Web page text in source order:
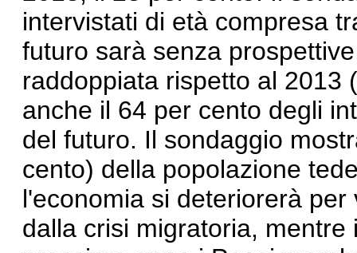
intervistati di età compresa
futuro sarà senza
raddoppiata rispetto al 2013
anche il 64 per cento degli
del futuro. Il sondaggio
cento) della popolazione
l'economia si deteriorerà
dalla crisi migratoria,